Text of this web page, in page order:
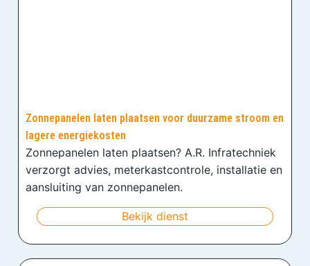
Zonnepanelen laten plaatsen voor duurzame stroom en
lagere energiekosten
Zonnepanelen laten plaatsen? A.R. Infratechniek
verzorgt advies, meterkastcontrole, installatie en
aansluiting van zonnepanelen.
Bekijk dienst